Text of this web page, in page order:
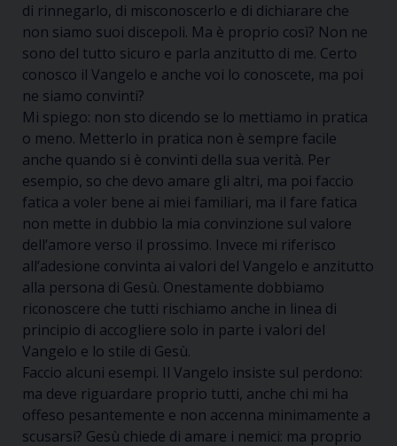
di rinnegarlo, di misconoscerlo e di dichiarare che
non siamo suoi discepoli. Ma è proprio così? Non ne
sono del tutto sicuro e parla anzitutto di me. Certo
conosco il Vangelo e anche voi lo conoscete, ma poi
ne siamo convinti?
Mi spiego: non sto dicendo se lo mettiamo in pratica
o meno. Metterlo in pratica non è sempre facile
anche quando si è convinti della sua verità. Per
esempio, so che devo amare gli altri, ma poi faccio
fatica a voler bene ai miei familiari, ma il fare fatica
non mette in dubbio la mia convinzione sul valore
dell’amore verso il prossimo. Invece mi riferisco
all’adesione convinta ai valori del Vangelo e anzitutto
alla persona di Gesù. Onestamente dobbiamo
riconoscere che tutti rischiamo anche in linea di
principio di accogliere solo in parte i valori del
Vangelo e lo stile di Gesù.
Faccio alcuni esempi. Il Vangelo insiste sul perdono:
ma deve riguardare proprio tutti, anche chi mi ha
offeso pesantemente e non accenna minimamente a
scusarsi? Gesù chiede di amare i nemici: ma proprio